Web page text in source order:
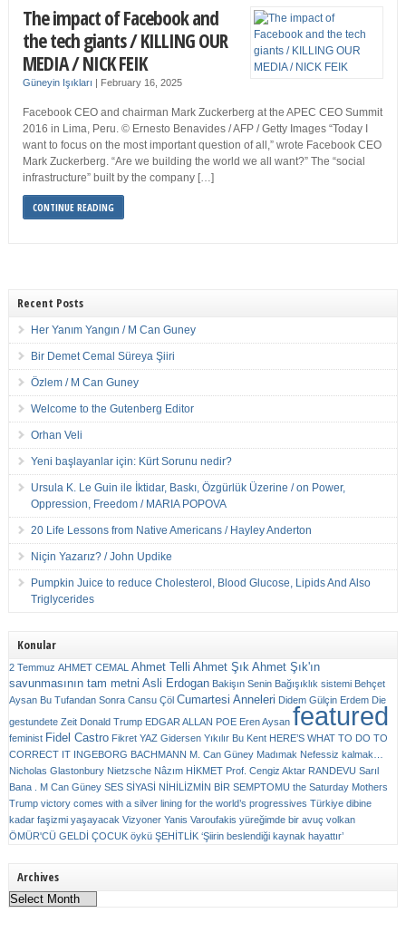
The impact of Facebook and
the tech giants / KILLING OUR
MEDIA / NICK FEIK
Güneyin Işıkları | February 16, 2025
Facebook CEO and chairman Mark Zuckerberg at the APEC CEO Summit
2016 in Lima, Peru. © Ernesto Benavides / AFP / Getty Images “Today I
want to focus on the most important question of all,” wrote Facebook CEO
Mark Zuckerberg. “Are we building the world we all want?” The “social
infrastructure” built by the company […]
CONTINUE READING
Recent Posts
Her Yanım Yangın / M Can Guney
Bir Demet Cemal Süreya Şiiri
Özlem / M Can Guney
Welcome to the Gutenberg Editor
Orhan Veli
Yeni başlayanlar için: Kürt Sorunu nedir?
Ursula K. Le Guin ile İktidar, Baskı, Özgürlük Üzerine / on Power,
Oppression, Freedom / MARIA POPOVA
20 Life Lessons from Native Americans / Hayley Anderton
Niçin Yazarız? / John Updike
Pumpkin Juice to reduce Cholesterol, Blood Glucose, Lipids And Also
Triglycerides
Konular
2 Temmuz AHMET CEMAL Ahmet Telli Ahmet Şık Ahmet Şık'ın
savunmasının tam metni Asli Erdogan Bakişın Senin Bağışıklık sistemi Behçet
Aysan Bu Tufandan Sonra Cansu Çöl Cumartesi Anneleri Didem Gülçin Erdem Die
gestundete Zeit Donald Trump EDGAR ALLAN POE Eren Aysan featured
feminist Fidel Castro Fikret YAZ Gidersen Yıkılır Bu Kent HERE’S WHAT TO DO TO
CORRECT IT INGEBORG BACHMANN M. Can Güney Madımak Nefessiz kalmak…
Nicholas Glastonbury Nietzsche Nâzım HİKMET Prof. Cengiz Aktar RANDEVU Sarıl
Bana . M Can Güney SES SİYASİ NİHİLİZMİN BİR SEMPTOMU the Saturday Mothers
Trump victory comes with a silver lining for the world’s progressives Türkiye dibine
kadar faşizmi yaşayacak Vizyoner Yanis Varoufakis yüreğimde bir avuç volkan
ÖMÜR'CÜ GELDİ ÇOCUK öykü ŞEHİTLİK ‘Şiirin beslendiği kaynak hayattır’
Archives
Archives